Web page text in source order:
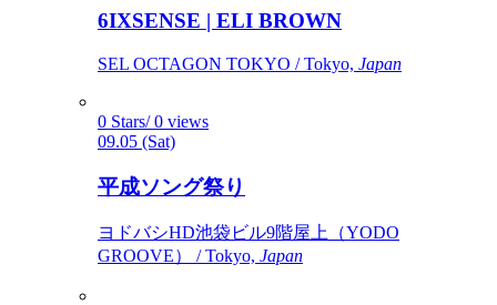
6IXSENSE | ELI BROWN
SEL OCTAGON TOKYO / Tokyo, Japan
0 Stars/ 0 views
09.05 (Sat)
平成ソング祭り
ヨドバシHD池袋ビル9階屋上（YODO
GROOVE） / Tokyo, Japan